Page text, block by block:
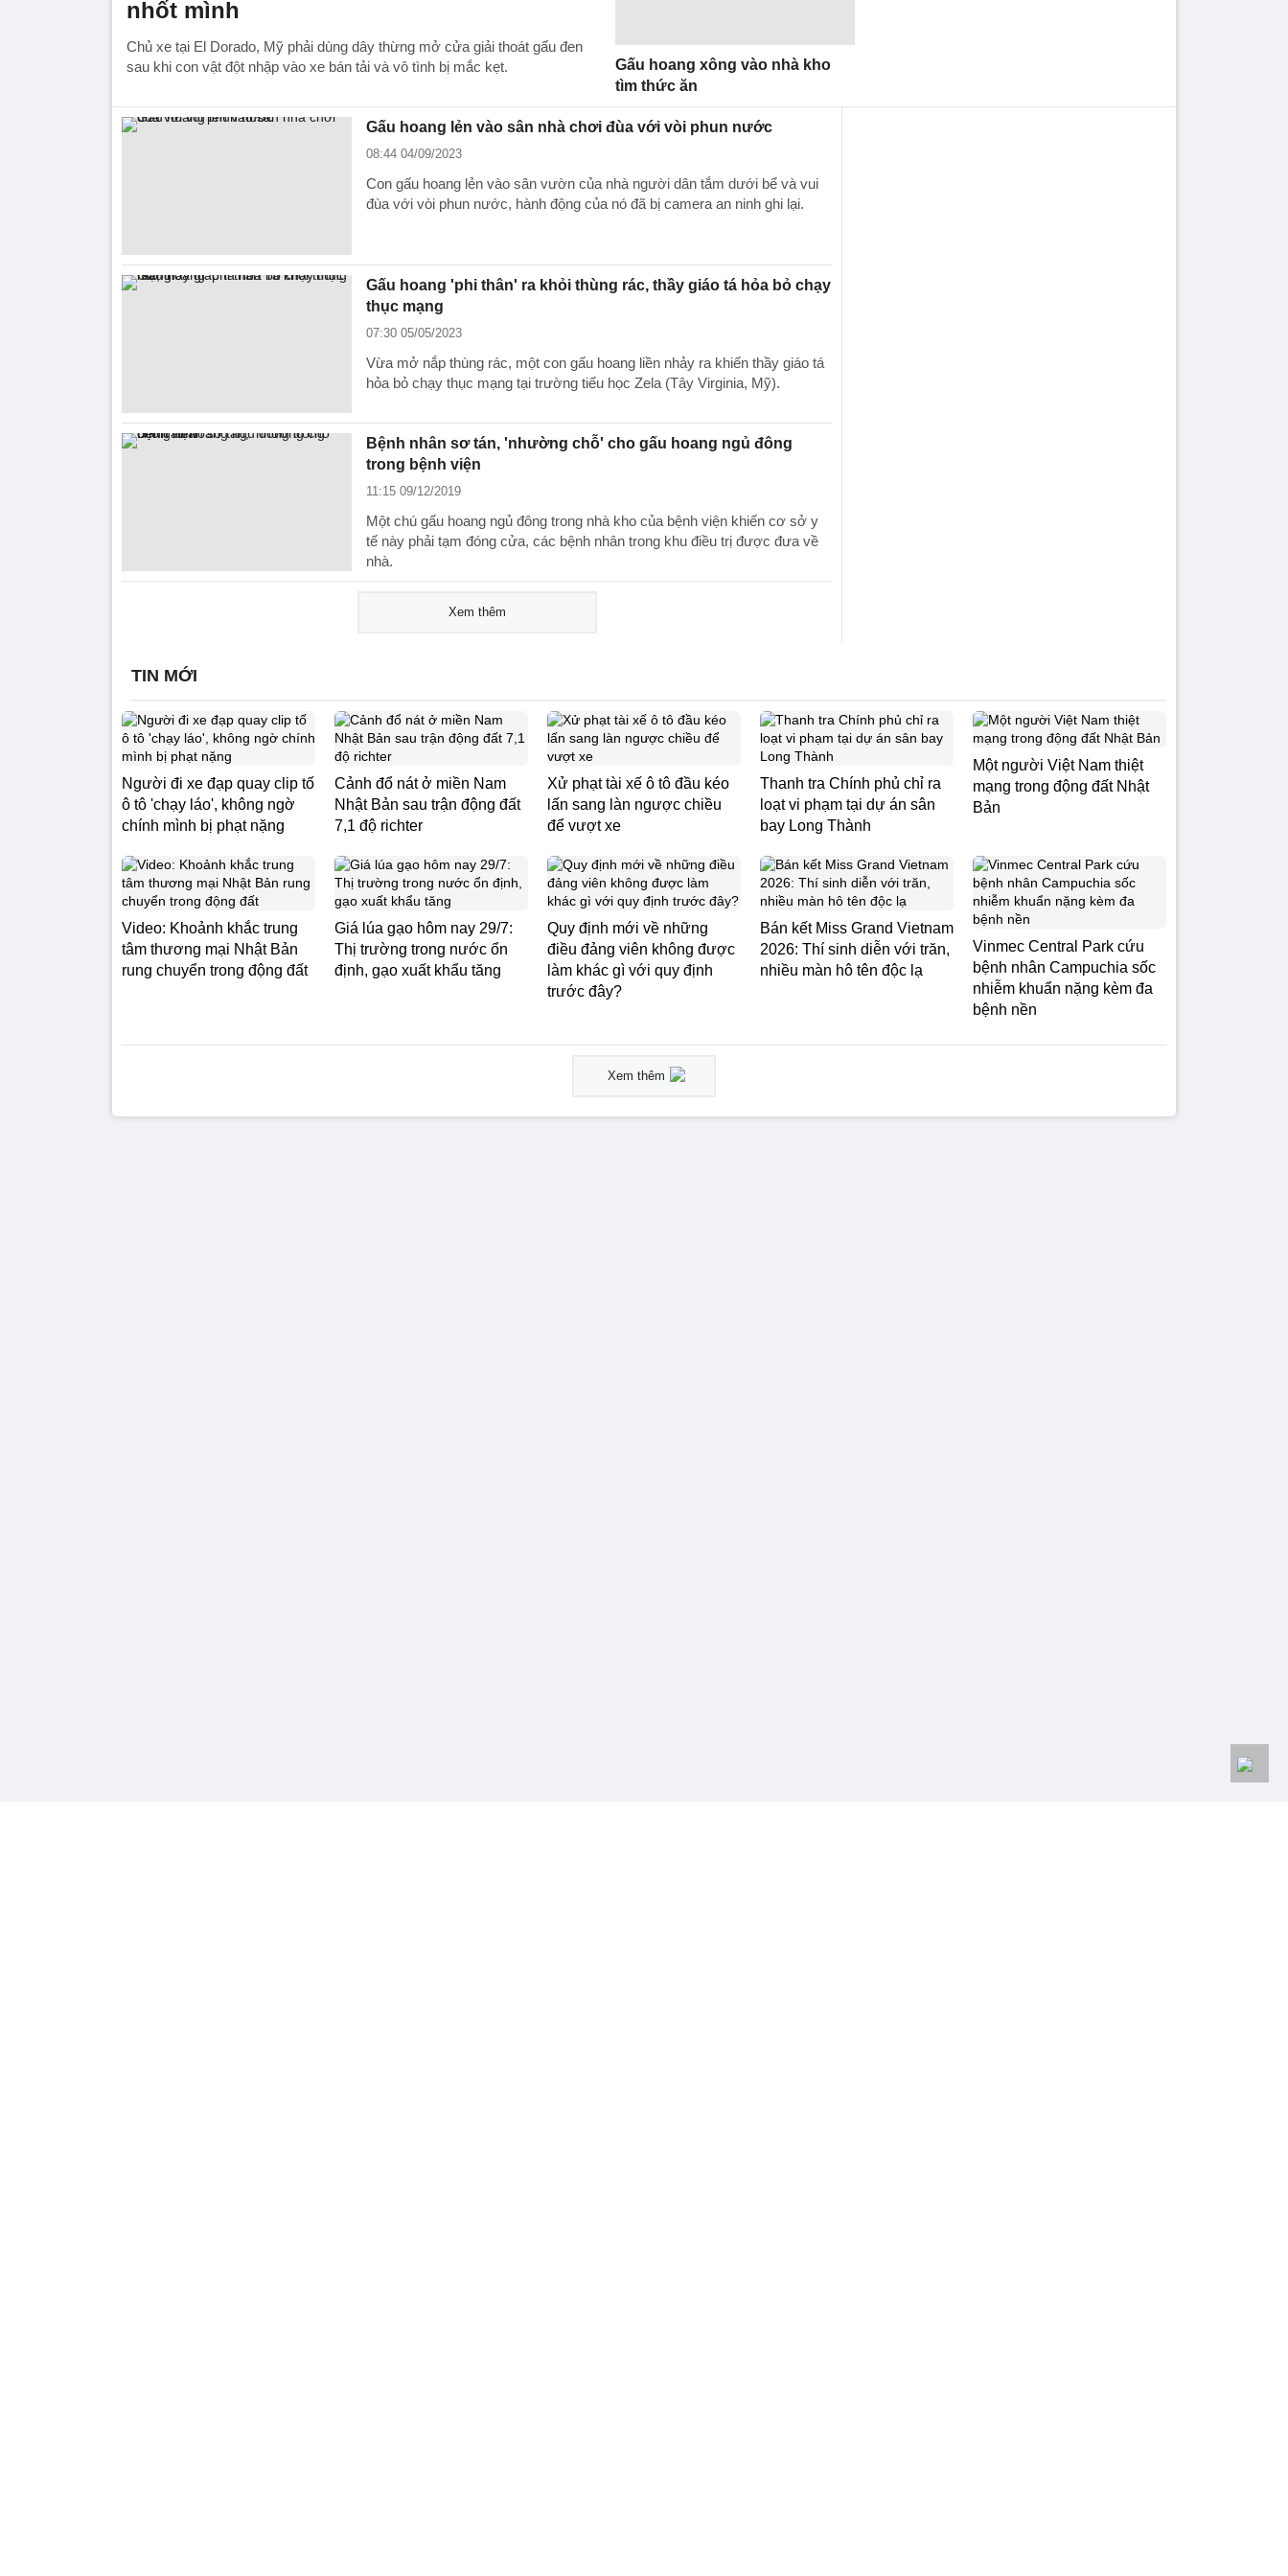
nhốt mình
Chủ xe tại El Dorado, Mỹ phải dùng dây thừng mở cửa giải thoát gấu đen
sau khi con vật đột nhập vào xe bán tải và vô tình bị mắc kẹt.
Gấu hoang xông vào nhà kho
tìm thức ăn
Gấu hoang lẻn vào sân nhà chơi đùa với vòi phun nước
08:44 04/09/2023
Con gấu hoang lẻn vào sân vườn của nhà người dân tắm dưới bể và vui
đùa với vòi phun nước, hành động của nó đã bị camera an ninh ghi lại.
Gấu hoang 'phi thân' ra khỏi thùng rác, thầy giáo tá hỏa bỏ chạy
thục mạng
07:30 05/05/2023
Vừa mở nắp thùng rác, một con gấu hoang liền nhảy ra khiến thầy giáo tá
hỏa bỏ chạy thục mạng tại trường tiểu học Zela (Tây Virginia, Mỹ).
Bệnh nhân sơ tán, 'nhường chỗ' cho gấu hoang ngủ đông
trong bệnh viện
11:15 09/12/2019
Một chú gấu hoang ngủ đông trong nhà kho của bệnh viện khiến cơ sở y
tế này phải tạm đóng cửa, các bệnh nhân trong khu điều trị được đưa về
nhà.
Xem thêm
TIN MỚI
Người đi xe đạp quay clip tố
ô tô 'chạy láo', không ngờ
chính mình bị phạt nặng
Cảnh đổ nát ở miền Nam
Nhật Bản sau trận động đất
7,1 độ richter
Xử phạt tài xế ô tô đầu kéo
lấn sang làn ngược chiều
để vượt xe
Thanh tra Chính phủ chỉ ra
loạt vi phạm tại dự án sân
bay Long Thành
Một người Việt Nam thiệt
mạng trong động đất Nhật
Bản
Video: Khoảnh khắc trung
tâm thương mại Nhật Bản
rung chuyển trong động đất
Giá lúa gạo hôm nay 29/7:
Thị trường trong nước ổn
định, gạo xuất khẩu tăng
Quy định mới về những
điều đảng viên không được
làm khác gì với quy định
trước đây?
Bán kết Miss Grand Vietnam
2026: Thí sinh diễn với trăn,
nhiều màn hô tên độc lạ
Vinmec Central Park cứu
bệnh nhân Campuchia sốc
nhiễm khuẩn nặng kèm đa
bệnh nền
Xem thêm